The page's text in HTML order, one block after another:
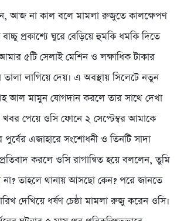
আজ না কাল বলে মামলা রুজুতে কালক্ষেপণ
প্রকাশ্যে ঘুরে বেড়িয়ে হুমকি ধমকি দিতে
৫টি সেলাই মেশিন ও লক্ষাধিক টাকার
লাগিয়ে দেয়। এ অবস্থায় সিলেটে নতুন
আল মামুন যোগদান করলে তার সাথে দেখা
পেয়ে ওসি ফোনে ২ সেপ্টেম্বর আমাকে
পুর্বের এজাহারে সংশোধনী ও তিনটি সাদা
করলে ওসি রাগান্বিত হয়ে বললেন, তুমি
না? তাহলে থানায় আসছো কেন? পরে জানতে
দেখিয়ে ধর্ষণ চেষ্ঠা মামলা রুজু করেন ওসি।